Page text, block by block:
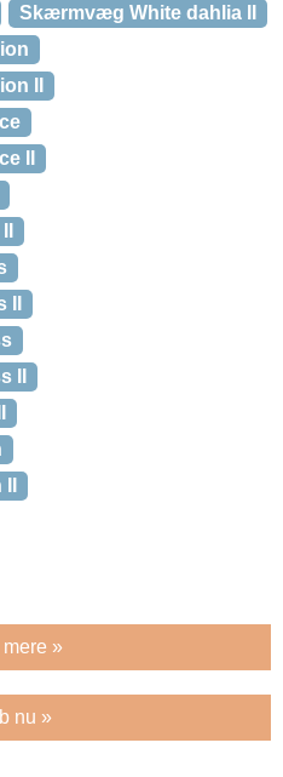
Skærmvæg White dahlia II
II
II
II
»
nu »